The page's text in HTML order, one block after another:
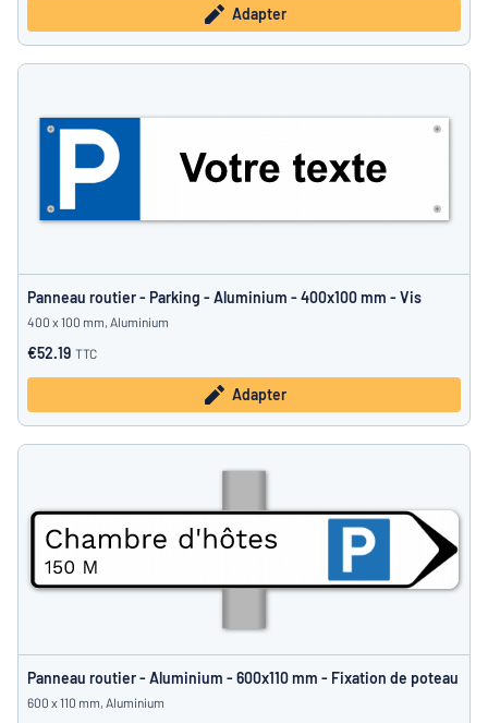
Adapter
Panneau routier - Parking - Aluminium - 400x100 mm - Vis
400 x 100 mm, Aluminium
€52.19 TTC
Adapter
Panneau routier - Aluminium - 600x110 mm - Fixation de poteau
600 x 110 mm, Aluminium